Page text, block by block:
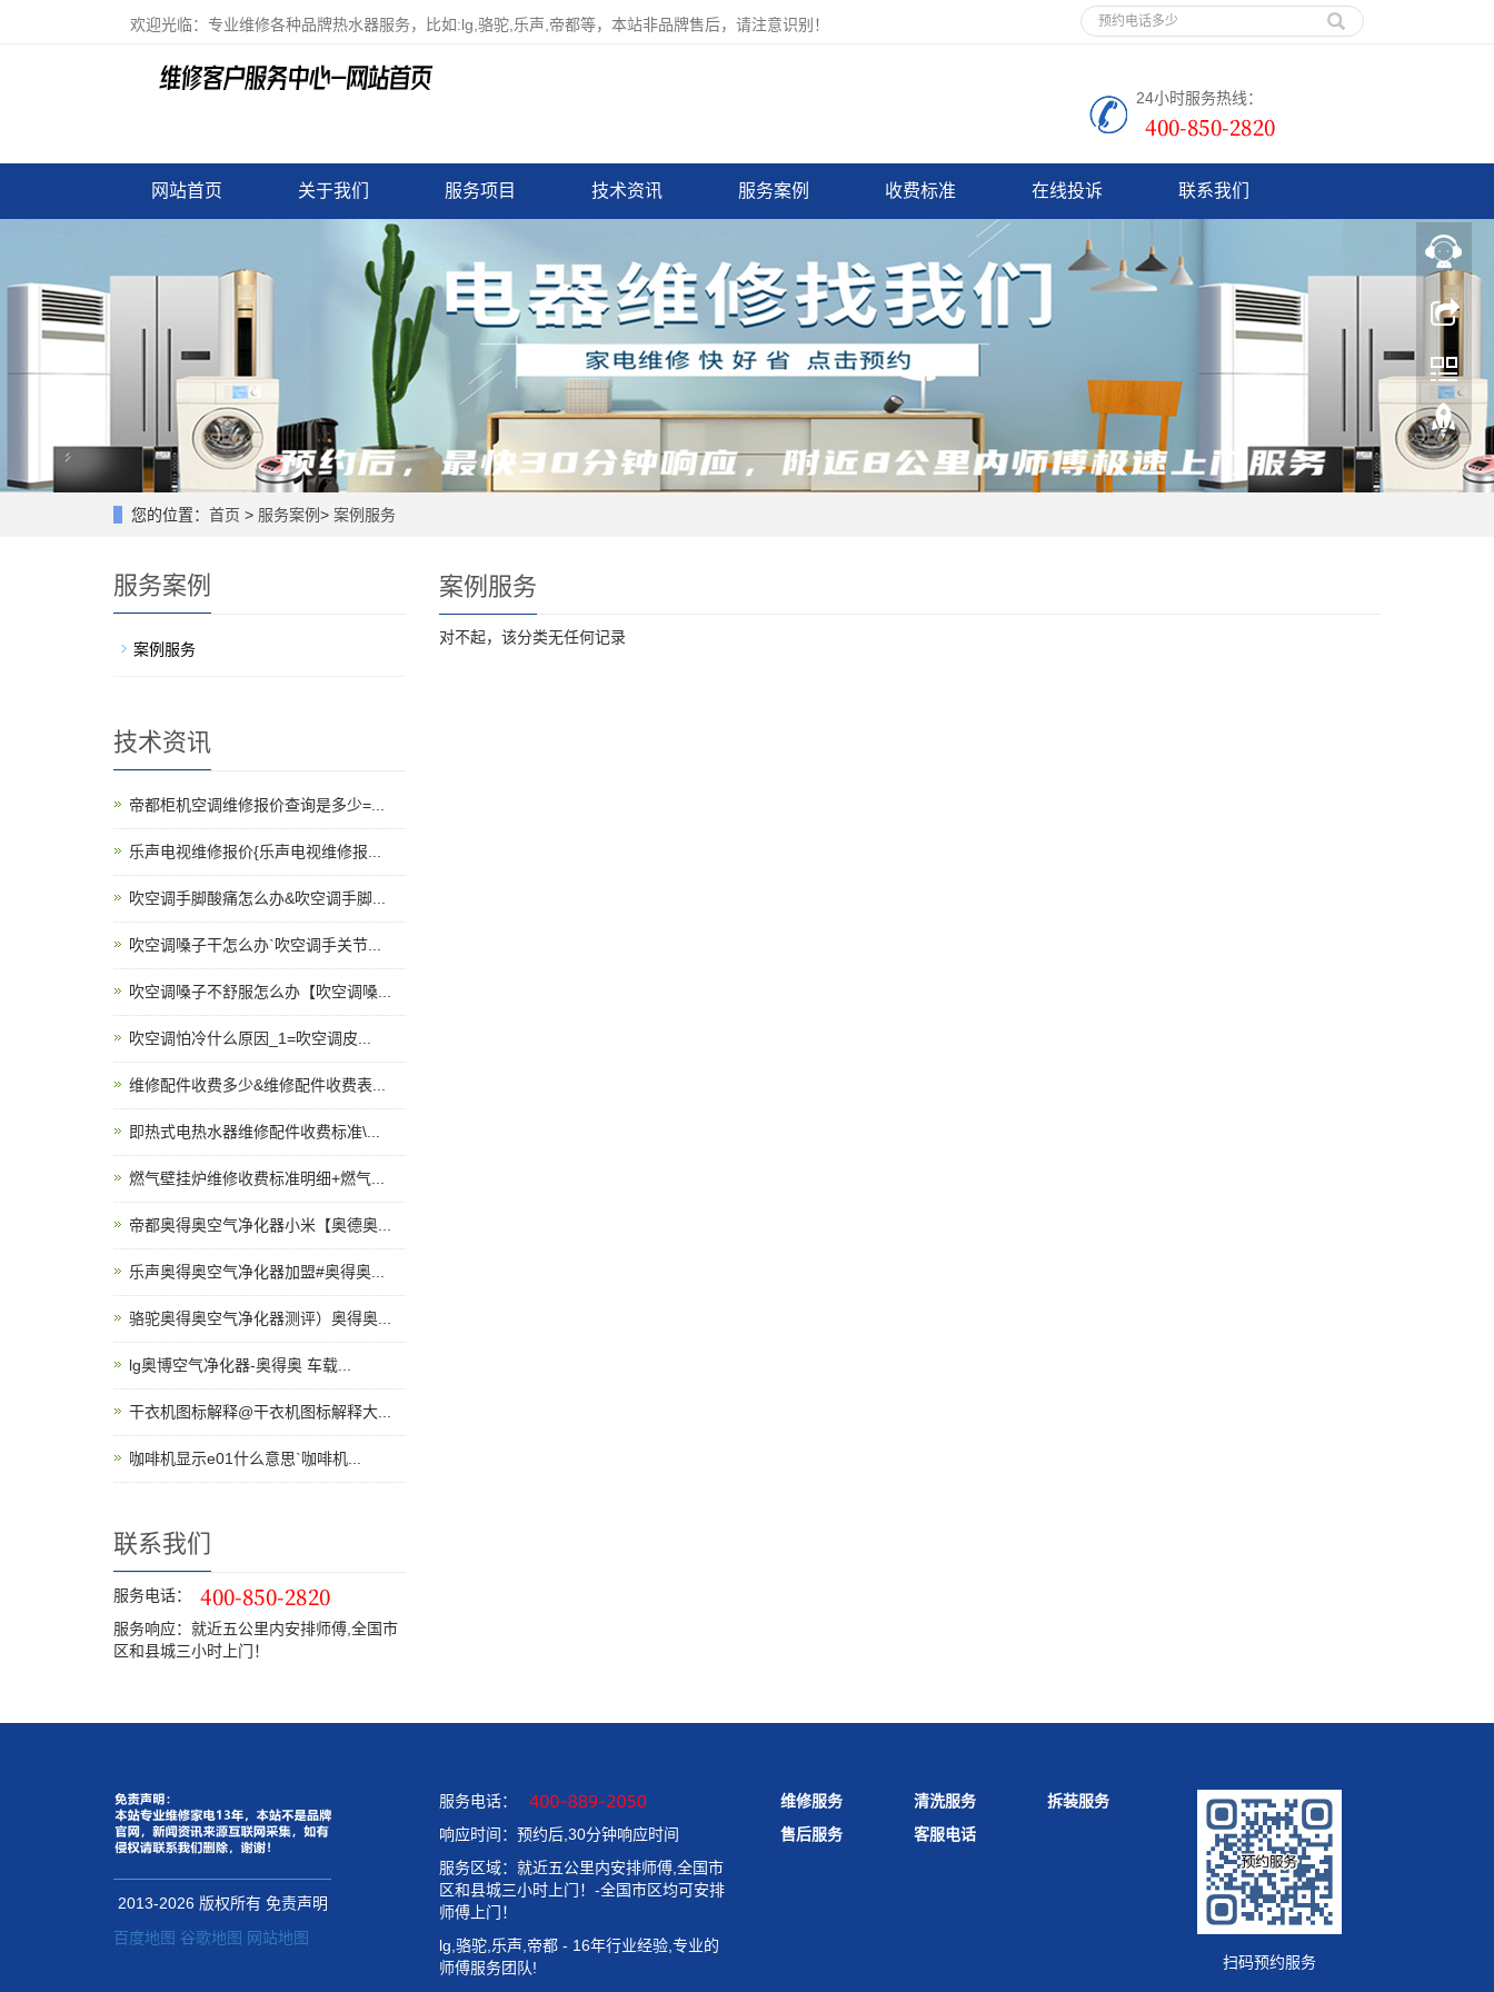
欢迎光临：专业维修各种品牌热水器服务，比如:lg,骆驼,乐声,帝都等，本站非品牌售后，请注意识别！
24小时服务热线：
网站首页 关于我们 服务项目 技术资讯 服务案例 收费标准 在线投诉 联系我们
您的位置： 首页 > 服务案例> 案例服务
案例服务
对不起，该分类无任何记录
服务案例
案例服务
技术资讯
帝都柜机空调维修报价查询是多少=...
乐声电视维修报价{乐声电视维修报...
吹空调手脚酸痛怎么办&吹空调手脚...
吹空调嗓子干怎么办`吹空调手关节...
吹空调嗓子不舒服怎么办【吹空调嗓...
吹空调怕冷什么原因_1=吹空调皮...
维修配件收费多少&维修配件收费表...
即热式电热水器维修配件收费标准\...
燃气壁挂炉维修收费标准明细+燃气...
帝都奥得奥空气净化器小米【奥德奥...
乐声奥得奥空气净化器加盟#奥得奥...
骆驼奥得奥空气净化器测评）奥得奥...
lg奥博空气净化器-奥得奥 车载...
干衣机图标解释@干衣机图标解释大...
咖啡机显示e01什么意思`咖啡机...
联系我们
服务电话：
服务响应：就近五公里内安排师傅,全国市
区和县城三小时上门！
2013-2026 版权所有 免责声明
百度地图 谷歌地图 网站地图
服务电话：
响应时间：预约后,30分钟响应时间
服务区域：就近五公里内安排师傅,全国市
区和县城三小时上门！-全国市区均可安排
师傅上门！
lg,骆驼,乐声,帝都 - 16年行业经验,专业的
师傅服务团队!
维修服务 清洗服务
拆装服务
售后服务
客服电话
扫码预约服务